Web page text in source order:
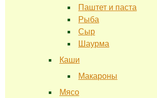
Паштет и паста
Рыба
Сыр
Шаурма
Каши
Макароны
Мясо